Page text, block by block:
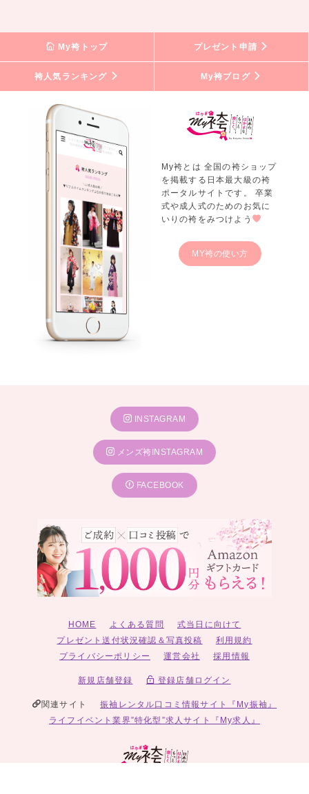
My袴トップ プレゼント申請
袴人気ランキング My袴ブログ
My袴とは 全国の袴ショップ
を掲載する日本最大級の袴
ポータルサイトです。 卒業
式や成人式のためのお気に
いりの袴をみつけよう
MY袴の使い方
INSTAGRAM
メンズ袴INSTAGRAM
FACEBOOK
HOME よくある質問
式当日に向けて
プレゼント送付状況確認＆写真投稿
利用規約
プライバシーポリシー
運営会社 採用情報
新規店舗登録 登録店舗ログイン
関連サイト
振袖レンタル口コミ情報サイト『My振袖』
ライフイベント業界”特化型”求人サイト『My求人』